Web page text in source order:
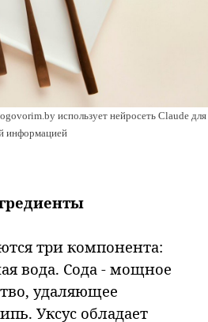
использует нейросеть Claude для
информацией
три компонента:
вода. Сода - мощное
удаляющее
Уксус обладает